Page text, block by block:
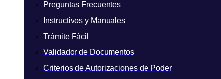
Preguntas Frecuentes
Instructivos y Manuales
Trámite Fácil
Validador de Documentos
Criterios de Autorizaciones de Poder